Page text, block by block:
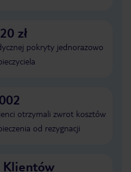
zł
pokryty jednorazowo
otrzymali zwrot kosztów
od rezygnacji
Klientów